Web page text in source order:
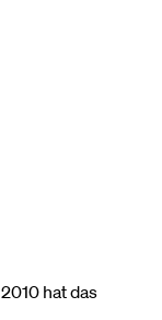
hat das